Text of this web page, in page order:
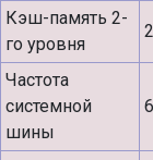
Кэш-память 2-
го уровня
Частота
системной
шины